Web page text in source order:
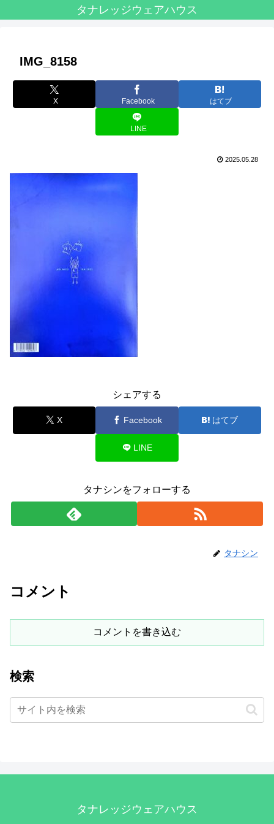
タナレッジウェアハウス
IMG_8158
X Facebook はてブ
LINE
2025.05.28
シェアする
X Facebook はてブ
LINE
タナシンをフォローする
タナシン
コメント
コメントを書き込む
検索
タナレッジウェアハウス